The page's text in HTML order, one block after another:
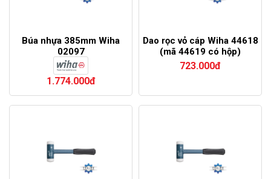
Búa nhựa 385mm Wiha
02097
1.774.000đ
Dao rọc vỏ cáp Wiha 44618
(mã 44619 có hộp)
723.000đ